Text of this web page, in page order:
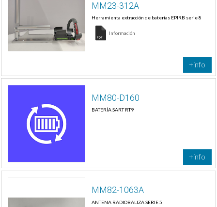
MM23-312A
Herramienta extracción de baterías EPIRB serie 8
Información
+info
MM80-D160
BATERÍA SART RT9
+info
MM82-1063A
ANTENA RADIOBALIZA SERIE 5